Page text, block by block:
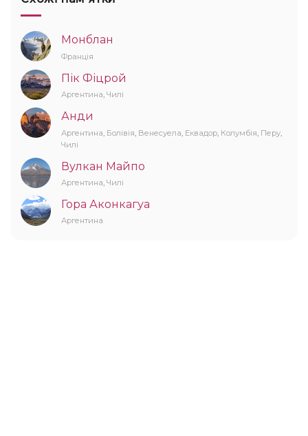
Монблан
Франція
Пік Фіцрой
Аргентина, Чилі
Анди
Аргентина Болівія Венесуела Еквадор Колумбія Перу
Чилі
Вулкан Майпо
Аргентина, Чилі
Гора Аконкагуа
Аргентина